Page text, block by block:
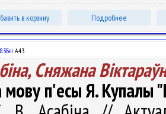
в корзину Подробнее
А43
Сняжана
мову п'есы Я. Купалы